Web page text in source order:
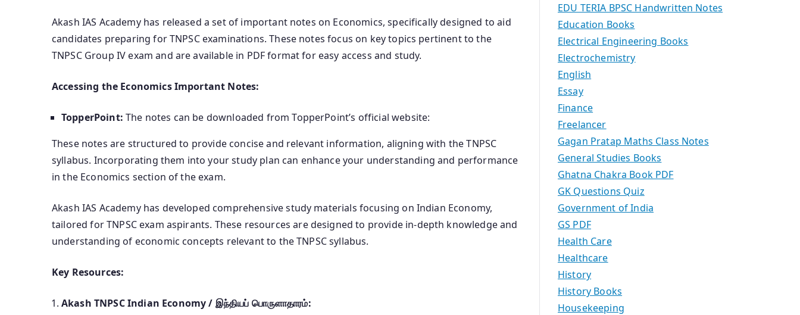
Akash IAS Academy has released a set of important notes on Economics, specifically designed to aid
candidates preparing for TNPSC examinations. These notes focus on key topics pertinent to the
TNPSC Group IV exam and are available in PDF format for easy access and study.
Accessing the Economics Important Notes:
TopperPoint: The notes can be downloaded from TopperPoint’s official website:
These notes are structured to provide concise and relevant information, aligning with the TNPSC
syllabus. Incorporating them into your study plan can enhance your understanding and performance
in the Economics section of the exam.
Akash IAS Academy has developed comprehensive study materials focusing on Indian Economy,
tailored for TNPSC exam aspirants. These resources are designed to provide in-depth knowledge and
understanding of economic concepts relevant to the TNPSC syllabus.
Key Resources:
Akash TNPSC Indian Economy / இந்தியப் பொருளாதாரம்:
EDU TERIA BPSC Handwritten Notes
Education Books
Electrical Engineering Books
Electrochemistry
English
Essay
Finance
Freelancer
Gagan Pratap Maths Class Notes
General Studies Books
Ghatna Chakra Book PDF
GK Questions Quiz
Government of India
GS PDF
Health Care
Healthcare
History
History Books
Housekeeping